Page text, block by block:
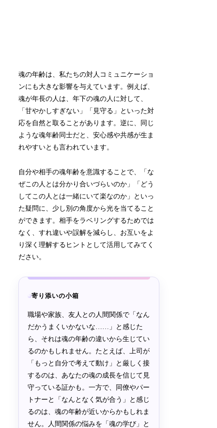
魂の年齢は、私たちの対人コミュニケーショ
ンにも大きな影響を与えています。例えば、
魂が年長の人は、年下の魂の人に対して、
「甘やかしすぎない」「見守る」といった対
応を自然と取ることがあります。逆に、同じ
ような魂年齢同士だと、安心感や共感が生ま
れやすいとも言われています。
自分や相手の魂年齢を意識することで、「な
ぜこの人とは分かり合いづらいのか」「どう
してこの人とは一緒にいて楽なのか」といっ
た疑問に、少し別の角度から光を当てること
ができます。相手をラベリングするためでは
なく、すれ違いや誤解を減らし、お互いをよ
り深く理解するヒントとして活用してみてく
ださい。
寄り添いの小箱
職場や家族、友人との人間関係で「なん
だかうまくいかないな……」と感じた
ら、それは魂の年齢の違いから生じてい
るのかもしれません。たとえば、上司が
「もっと自分で考えて動け」と厳しく接
するのは、あなたの魂の成長を信じて見
守っている証かも。一方で、同僚やパー
トナーと「なんとなく気が合う」と感じ
るのは、魂の年齢が近いからかもしれま
せん。人間関係の悩みを「魂の学び」と